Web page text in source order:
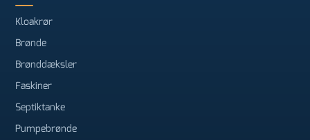
Kloakrør
Brønde
Brønddæksler
Faskiner
Septiktanke
Pumpebrønde